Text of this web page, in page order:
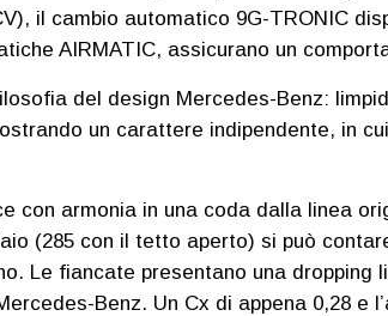
il cambio automatico 9G-TRONIC
AIRMATIC, assicurano un
del design Mercedes-Benz:
un carattere indipendente, in
con armonia in una coda dalla linea
(285 con il tetto aperto) si può
Le fiancate presentano una
Benz. Un Cx di appena 0,28 e